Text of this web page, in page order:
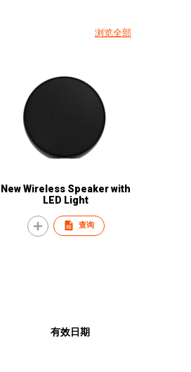
浏览全部
New Wireless Speaker with
LED Light
查询
有效日期